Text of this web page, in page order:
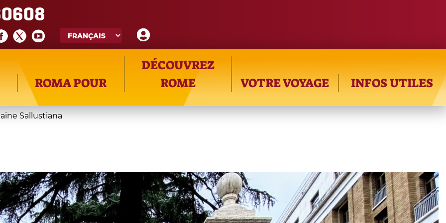
ROMA POUR
DÉCOUVREZ
ROME
VOTRE VOYAGE INFOS UTILES
Sallustiana